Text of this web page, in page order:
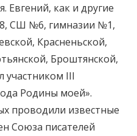
Евгений, как и другие
СШ №6, гимназии №1,
Красненьской,
Броштянской,
участником III
Родины моей».
проводили известные
Союза писателей